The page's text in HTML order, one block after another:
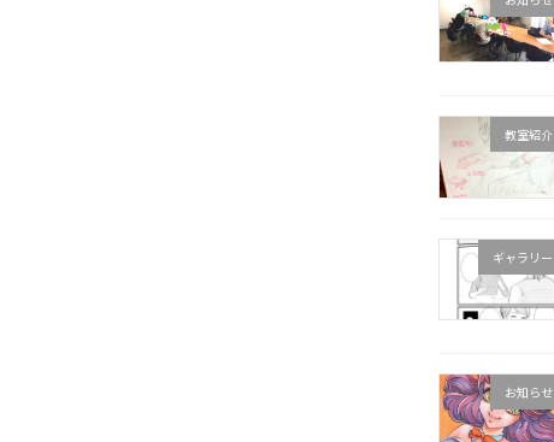
教室紹介
ギャラリー
お知らせ